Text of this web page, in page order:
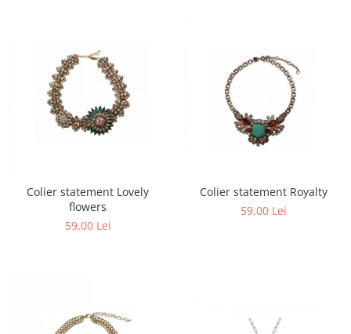
Colier statement Lovely
flowers
59,00 Lei
Colier statement Royalty
59,00 Lei